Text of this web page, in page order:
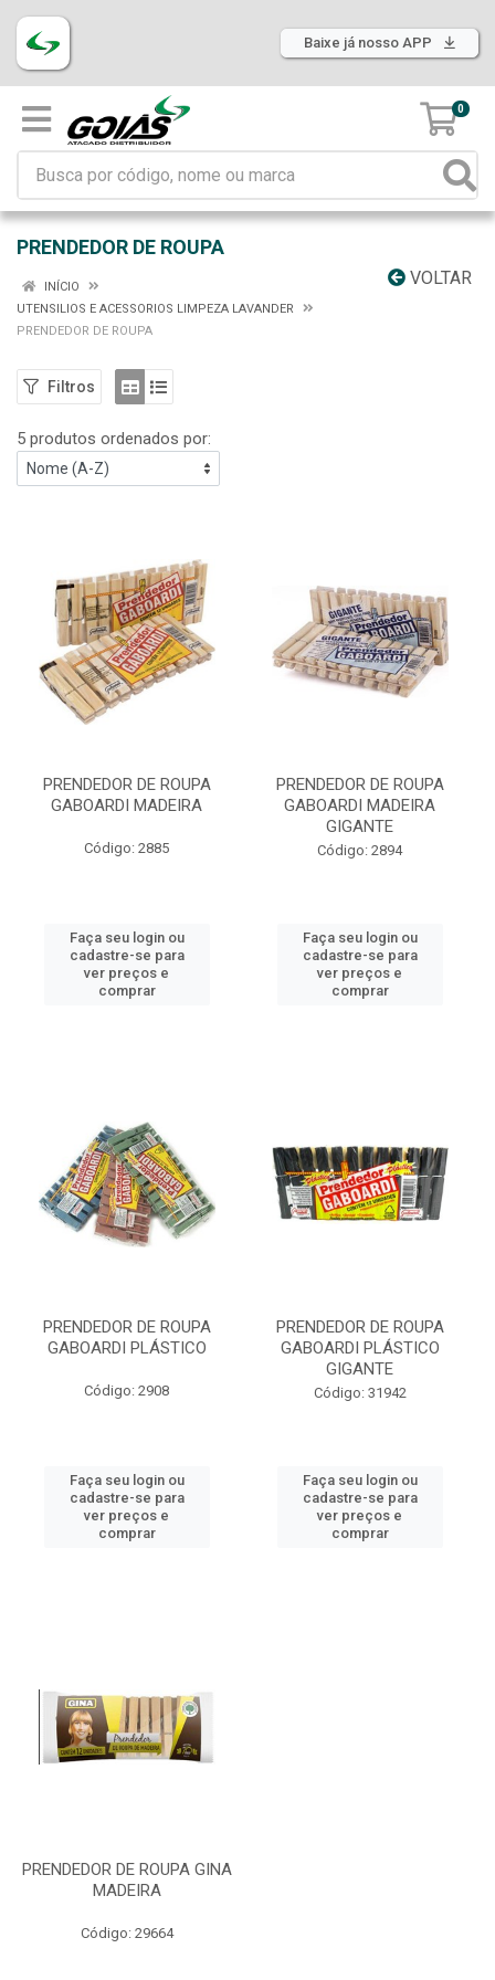
Baixe já nosso APP
0
PRENDEDOR DE ROUPA
VOLTAR
INÍCIO
UTENSILIOS E ACESSORIOS LIMPEZA LAVANDER
PRENDEDOR DE ROUPA
Filtros
5 produtos ordenados por:
PRENDEDOR DE ROUPA
GABOARDI MADEIRA
Código: 2885
Faça seu login ou
cadastre-se para
ver preços e
comprar
PRENDEDOR DE ROUPA
GABOARDI MADEIRA
GIGANTE
Código: 2894
Faça seu login ou
cadastre-se para
ver preços e
comprar
PRENDEDOR DE ROUPA
GABOARDI PLÁSTICO
Código: 2908
Faça seu login ou
cadastre-se para
ver preços e
comprar
PRENDEDOR DE ROUPA
GABOARDI PLÁSTICO
GIGANTE
Código: 31942
Faça seu login ou
cadastre-se para
ver preços e
comprar
PRENDEDOR DE ROUPA GINA
MADEIRA
Código: 29664